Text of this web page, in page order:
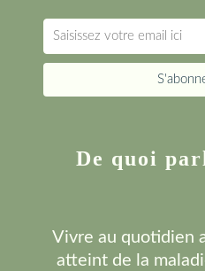
De quoi
Vivre au quotidien
atteint de la